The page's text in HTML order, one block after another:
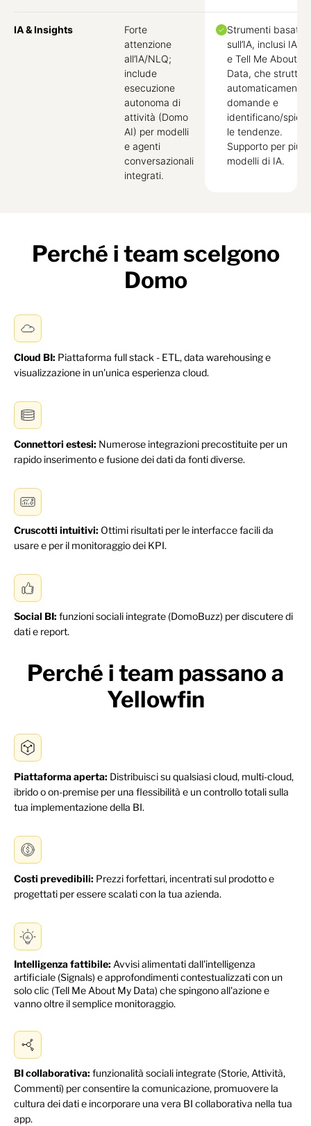
IA & Insights
Forte
attenzione
all’IA/NLQ;
include
esecuzione
autonoma di
attività (Domo
AI) per modelli
e agenti
conversazionali
integrati.
Strumenti basati
sull’IA, inclusi IA
e Tell Me About
Data, che
automaticamente
domande e
identificano/
le tendenze.
Supporto per più
modelli di IA.
Perché i team scelgono
Domo
Cloud BI: Piattaforma full stack - ETL, data warehousing e
visualizzazione in un'unica esperienza cloud.
Connettori estesi: Numerose integrazioni precostituite per un
rapido inserimento e fusione dei dati da fonti diverse.
Cruscotti intuitivi: Ottimi risultati per le interfacce facili da
usare e per il monitoraggio dei KPI.
Social BI: funzioni sociali integrate (DomoBuzz) per discutere di
dati e report.
Perché i team passano a
Yellowfin
Piattaforma aperta: Distribuisci su qualsiasi cloud, multi-cloud,
ibrido o on-premise per una flessibilità e un controllo totali sulla
tua implementazione della BI.
Costi prevedibili: Prezzi forfettari, incentrati sul prodotto e
progettati per essere scalati con la tua azienda.
Intelligenza fattibile: Avvisi alimentati dall'intelligenza
artificiale (Signals) e approfondimenti contestualizzati con un
solo clic (Tell Me About My Data) che spingono all'azione e
vanno oltre il semplice monitoraggio.
BI collaborativa: funzionalità sociali integrate (Storie, Attività,
Commenti) per consentire la comunicazione, promuovere la
cultura dei dati e incorporare una vera BI collaborativa nella tua
app.